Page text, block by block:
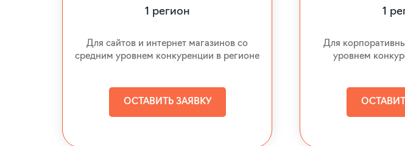
1 регион
Для сайтов и интернет магазинов со
средним уровнем конкуренции в регионе
ОСТАВИТЬ ЗАЯВКУ
1
Для
уровнем